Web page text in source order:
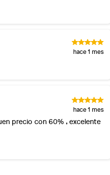
hace 1 mes
hace 1 mes
precio con 60% , excelente